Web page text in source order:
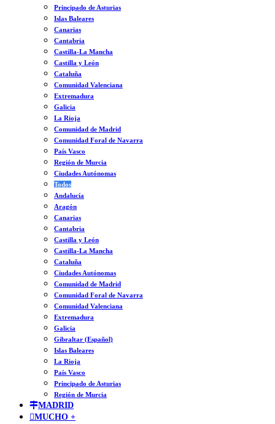
Principado de Asturias
Islas Baleares
Canarias
Cantabria
Castilla-La Mancha
Castilla y León
Cataluña
Comunidad Valenciana
Extremadura
Galicia
La Rioja
Comunidad de Madrid
Comunidad Foral de Navarra
País Vasco
Región de Murcia
Ciudades Autónomas
Todos
Andalucía
Aragón
Canarias
Cantabria
Castilla y León
Castilla-La Mancha
Cataluña
Ciudades Autónomas
Comunidad de Madrid
Comunidad Foral de Navarra
Comunidad Valenciana
Extremadura
Galicia
Gibraltar (Español)
Islas Baleares
La Rioja
País Vasco
Principado de Asturias
Región de Murcia
MADRID
MUCHO +